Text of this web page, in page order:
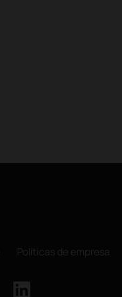
Políticas de empresa